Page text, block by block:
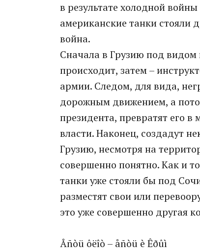
в результате холодной
американские танки стояли
война.
Сначала в Грузию под видом
происходит, затем –
армии. Следом, для вида,
дорожным движением, а
президента, превратят его
власти. Наконец, создадут
Грузию, несмотря на
совершенно понятно. Как и
танки уже стояли бы под
разместят свои или
это уже совершенно другая
Åñòü ôëîò – åñòü è Êðûì